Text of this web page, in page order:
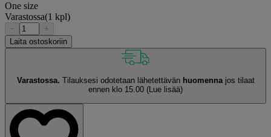
One size
Varastossa(1 kpl)
−
+
Laita ostoskoriin
Varastossa. Tilauksesi odotetaan lähetettävän huomennajos tilaat
ennen klo 15.00 (Lue lisää)